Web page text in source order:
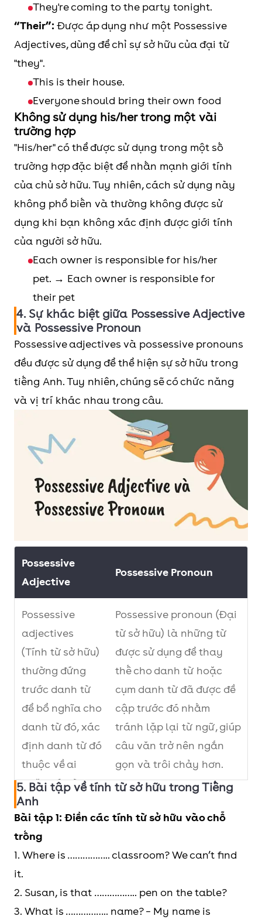
They're coming to the party tonight.
“Their”: Được áp dụng như một Possessive
Adjectives, dùng để chỉ sự sở hữu của đại từ
"they".
This is their house.
Everyone should bring their own food
Không sử dụng his/her trong một vài
trường hợp
"His/her" có thể được sử dụng trong một số
trường hợp đặc biệt để nhấn mạnh giới tính
của chủ sở hữu. Tuy nhiên, cách sử dụng này
không phổ biến và thường không được sử
dụng khi bạn không xác định được giới tính
của người sở hữu.
Each owner is responsible for his/her
pet. → Each owner is responsible for
their pet
4. Sự khác biệt giữa Possessive Adjective
và Possessive Pronoun
Possessive adjectives và possessive pronouns
đều được sử dụng để thể hiện sự sở hữu trong
tiếng Anh. Tuy nhiên, chúng sẽ có chức năng
và vị trí khác nhau trong câu.
Possessive
Adjective
Possessive Pronoun
Possessive
adjectives
(Tính từ sở hữu)
thường đứng
trước danh từ
để bổ nghĩa cho
danh từ đó, xác
định danh từ đó
thuộc về ai
hoặc cái gì.
Possessive pronoun (Đại
từ sở hữu) là những từ
được sử dụng để thay
thế cho danh từ hoặc
cụm danh từ đã được đề
cập trước đó nhằm
tránh lặp lại từ ngữ, giúp
câu văn trở nên ngắn
gọn và trôi chảy hơn.
Sasha feels
comfortable
wearing a skirt.
style.
I have a dog and a cat.
is white.
5. Bài tập về tính từ sở hữu trong Tiếng
Anh
Bài tập 1: Điền các tính từ sở hữu vào chỗ
trống
1. Where is …………….. classroom? We can’t find
it.
2. Susan, is that …………….. pen on the table?
3. What is …………….. name? – My name is